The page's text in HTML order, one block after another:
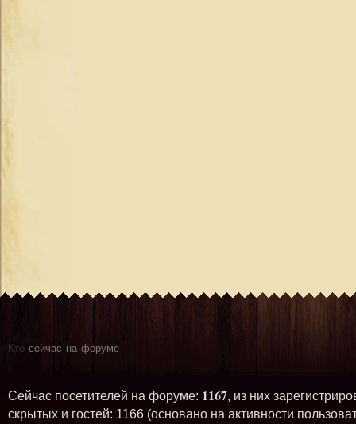
Кто сейчас на форуме
Сейчас посетителей на форуме: 1167, из них
скрытых и гостей: 1166 (основано на активности